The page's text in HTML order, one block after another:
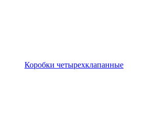
Коробки четырехклапанные